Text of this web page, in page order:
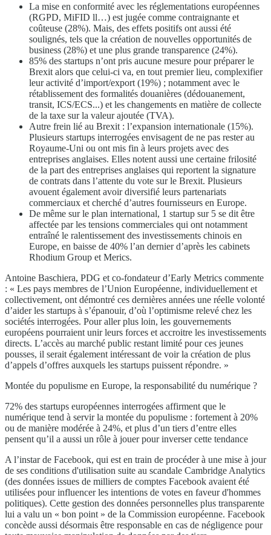
La mise en conformité avec les réglementations européennes
(RGPD, MiFID ll…) est jugée comme contraignante et
coûteuse (28%). Mais, des effets positifs ont aussi été
soulignés, tels que la création de nouvelles opportunités de
business (28%) et une plus grande transparence (24%).
85% des startups n’ont pris aucune mesure pour préparer le
Brexit alors que celui-ci va, en tout premier lieu, complexifier
leur activité d’import/export (19%) ; notamment avec le
rétablissement des formalités douanières (dédouanement,
transit, ICS/ECS...) et les changements en matière de collecte
de la taxe sur la valeur ajoutée (TVA).
Autre frein lié au Brexit : l’expansion internationale (15%).
Plusieurs startups interrogées envisagent de ne pas rester au
Royaume-Uni ou ont mis fin à leurs projets avec des
entreprises anglaises. Elles notent aussi une certaine frilosité
de la part des entreprises anglaises qui reportent la signature
de contrats dans l’attente du vote sur le Brexit. Plusieurs
avouent également avoir diversifié leurs partenariats
commerciaux et cherché d’autres fournisseurs en Europe.
De même sur le plan international, 1 startup sur 5 se dit être
affectée par les tensions commerciales qui ont notamment
entraîné le ralentissement des investissements chinois en
Europe, en baisse de 40% l’an dernier d’après les cabinets
Rhodium Group et Merics.
Antoine Baschiera, PDG et co-fondateur d’Early Metrics commente
: « Les pays membres de l’Union Européenne, individuellement et
collectivement, ont démontré ces dernières années une réelle volonté
d’aider les startups à s’épanouir, d’où l’optimisme relevé chez les
sociétés interrogées. Pour aller plus loin, les gouvernements
européens pourraient unir leurs forces et accroitre les investissements
directs. L’accès au marché public restant limité pour ces jeunes
pousses, il serait également intéressant de voir la création de plus
d’appels d’offres auxquels les startups puissent répondre. »
Montée du populisme en Europe, la responsabilité du numérique ?
72% des startups européennes interrogées affirment que le
numérique tend à servir la montée du populisme : fortement à 20%
ou de manière modérée à 24%, et plus d’un tiers d’entre elles
pensent qu’il a aussi un rôle à jouer pour inverser cette tendance
A l’instar de Facebook, qui est en train de procéder à une mise à jour
de ses conditions d'utilisation suite au scandale Cambridge Analytics
(des données issues de milliers de comptes Facebook avaient été
utilisées pour influencer les intentions de votes en faveur d'hommes
politiques). Cette gestion des données personnelles plus transparente
lui a valu un « bon point » de la Commission européenne. Facebook
concède aussi désormais être responsable en cas de négligence pour